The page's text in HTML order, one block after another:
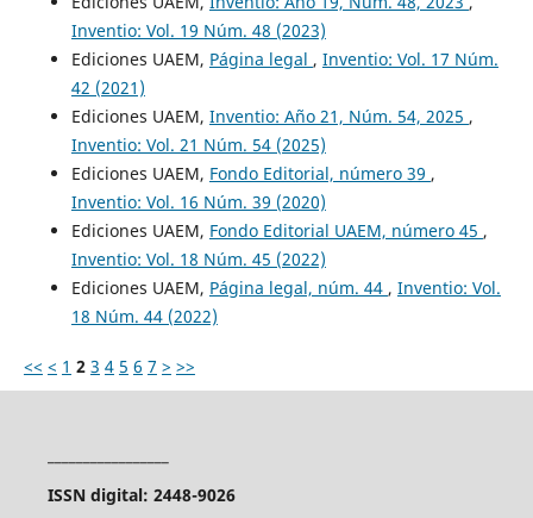
Inventio: Vol. 19 Núm. 48 (2023)
Ediciones UAEM, Página legal , Inventio: Vol. 17 Núm.
42 (2021)
Ediciones UAEM, Inventio: Año 21, Núm. 54, 2025 ,
Inventio: Vol. 21 Núm. 54 (2025)
Ediciones UAEM, Fondo Editorial, número 39 ,
Inventio: Vol. 16 Núm. 39 (2020)
Ediciones UAEM, Fondo Editorial UAEM, número 45 ,
Inventio: Vol. 18 Núm. 45 (2022)
Ediciones UAEM, Página legal, núm. 44 , Inventio: Vol.
18 Núm. 44 (2022)
<< < 1 2 3 4 5 6 7 > >>
ISSN digital: 2448-9026